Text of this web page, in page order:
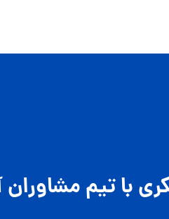
با تیم مشاوران